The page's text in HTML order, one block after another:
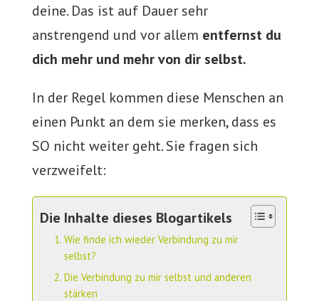
deine. Das ist auf Dauer sehr
anstrengend und vor allem entfernst du
dich mehr und mehr von dir selbst.
In der Regel kommen diese Menschen an
einen Punkt an dem sie merken, dass es
SO nicht weiter geht. Sie fragen sich
verzweifelt:
Die Inhalte dieses Blogartikels
Wie finde ich wieder Verbindung zu mir
selbst?
Die Verbindung zu mir selbst und anderen
stärken